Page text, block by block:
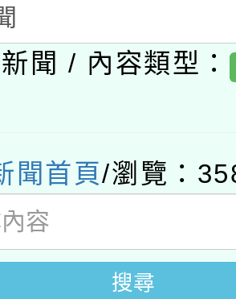
府115年70歲以
康講座「吃得安
學年度第2次
推動專業研習
能─人工智慧
素養講師名單
聞 / 內容類型：
聞首頁/瀏覽：
搜尋